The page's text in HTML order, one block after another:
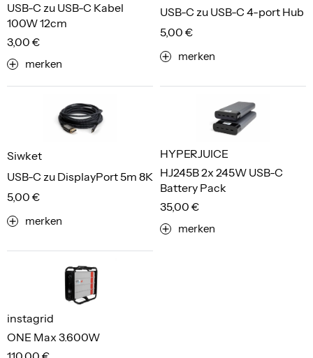
USB-C zu USB-C Kabel
100W 12cm
3,00 €
merken
USB-C zu USB-C 4-port Hub
5,00 €
merken
USB-C zu DisplayPort 5m 8K
Siwket
5,00 €
merken
HJ245B 2x 245W USB-C
Battery Pack
HYPERJUICE
35,00 €
merken
ONE Max 3.600W
instagrid